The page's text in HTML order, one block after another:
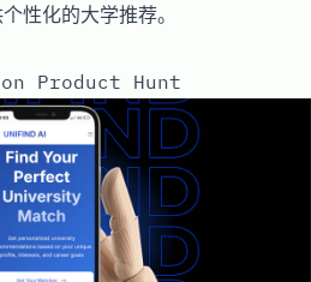
性化的大学推荐。
Product Hunt